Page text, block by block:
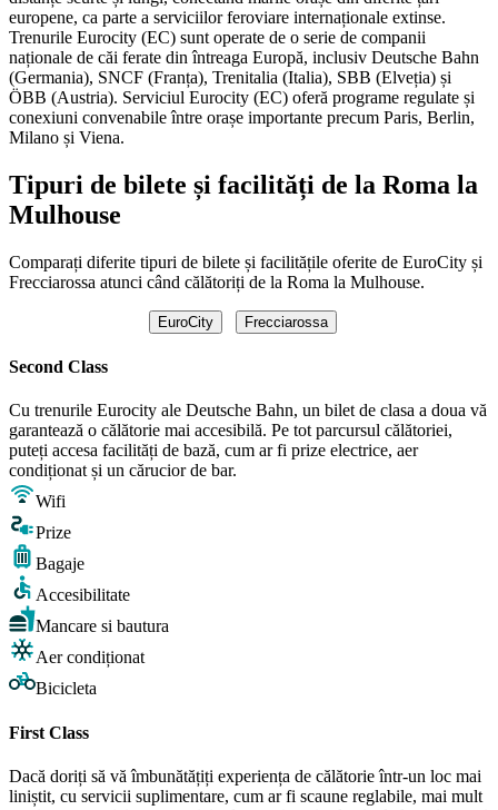
europene, ca parte a serviciilor feroviare internaționale extinse.
Trenurile Eurocity (EC) sunt operate de o serie de companii
naționale de căi ferate din întreaga Europă, inclusiv Deutsche Bahn
(Germania), SNCF (Franța), Trenitalia (Italia), SBB (Elveția) și
ÖBB (Austria). Serviciul Eurocity (EC) oferă programe regulate și
conexiuni convenabile între orașe importante precum Paris, Berlin,
Milano și Viena.
Tipuri de bilete și facilități de la Roma la
Mulhouse
Comparați diferite tipuri de bilete și facilitățile oferite de EuroCity și
Frecciarossa atunci când călătoriți de la Roma la Mulhouse.
EuroCity Frecciarossa
Second Class
Cu trenurile Eurocity ale Deutsche Bahn, un bilet de clasa a doua vă
garantează o călătorie mai accesibilă. Pe tot parcursul călătoriei,
puteți accesa facilități de bază, cum ar fi prize electrice, aer
condiționat și un cărucior de bar.
Wifi
Prize
Bagaje
Accesibilitate
Mancare si bautura
Aer condiționat
Bicicleta
First Class
Dacă doriți să vă îmbunătățiți experiența de călătorie într-un loc mai
liniștit, cu servicii suplimentare, cum ar fi scaune reglabile, mai mult